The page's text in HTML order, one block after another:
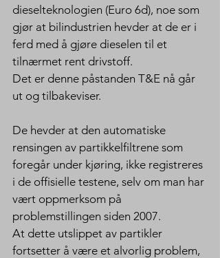
dieselteknologien (Euro 6d), noe som
gjør at bilindustrien hevder at de er i
ferd med å gjøre dieselen til et
tilnærmet rent drivstoff.
Det er denne påstanden T&E nå går
ut og tilbakeviser.
De hevder at den automatiske
rensingen av partikkelfiltrene som
foregår under kjøring, ikke registreres
i de offisielle testene, selv om man har
vært oppmerksom på
problemstillingen siden 2007.
At dette utslippet av partikler
fortsetter å være et alvorlig problem,